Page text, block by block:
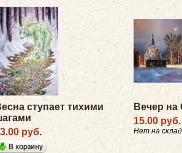
ступает тихими
руб.
Вечер на
15.00 руб.
Нет на